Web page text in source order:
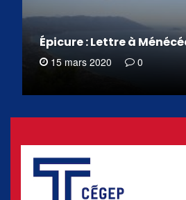
Épicure : Lettre à
15 mars 2020 0